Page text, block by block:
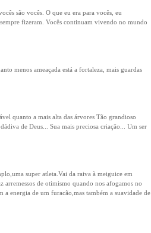
são vocês. O que eu era para vocês, eu
fizeram. Vocês continuam vivendo no mundo
menos ameaçada está a fortaleza, mais guardas
quanto a mais alta das árvores Tão grandioso
de Deus... Sua mais preciosa criação... Um ser
super atleta.Vai da raiva à meiguice em
de otimismo quando nos afogamos no
a energia de um furacão,mas também a suavidade de